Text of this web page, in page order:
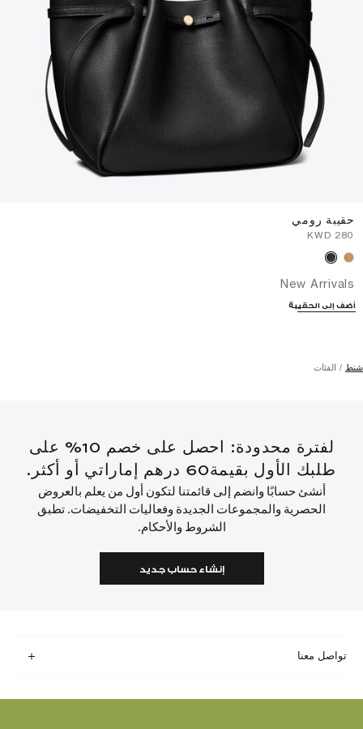
حقيبة رومي
New Arrivals
أضف إلى الحقيبة
شنط الفئات
لفترة محدودة: احصل على خصم 10% على
طلبك الأول بقيمة60 درهم إماراتي أو أكثر.
أنشئ حسابًا وانضم إلى قائمتنا لتكون أول من يعلم بالعروض
الحصرية والمجموعات الجديدة وفعاليات التخفيضات. تطبق
الشروط والأحكام.
إنشاء حساب جديد
تواصل معنا